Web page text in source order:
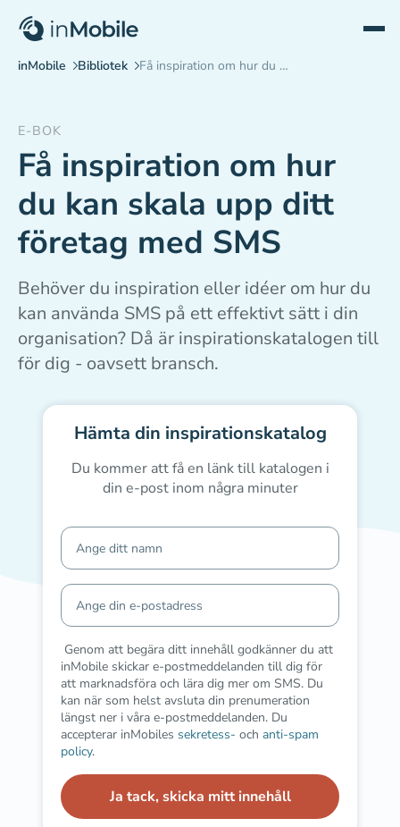
E-BOK
Få inspiration om hur
du kan skala upp ditt
företag med SMS
Behöver du inspiration eller idéer om hur du
kan använda SMS på ett effektivt sätt i din
organisation? Då är inspirationskatalogen till
för dig - oavsett bransch.
Hämta din inspirationskatalog
Du kommer att få en länk till katalogen i
din e-post inom några minuter
Genom att begära ditt innehåll godkänner du att
inMobile skickar e-postmeddelanden till dig för
att marknadsföra och lära dig mer om SMS. Du
kan när som helst avsluta din prenumeration
längst ner i våra e-postmeddelanden. Du
accepterar inMobiles sekretess- och anti-spam
policy.